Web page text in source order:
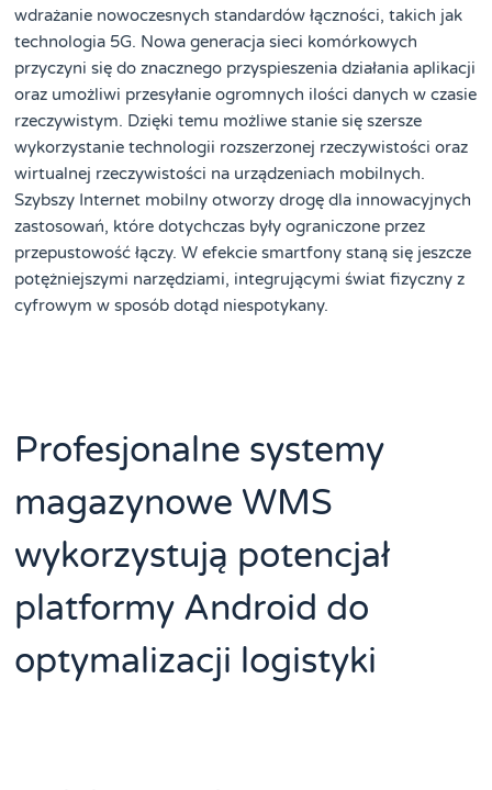
wdrażanie nowoczesnych standardów łączności, takich jak
technologia 5G. Nowa generacja sieci komórkowych
przyczyni się do znacznego przyspieszenia działania aplikacji
oraz umożliwi przesyłanie ogromnych ilości danych w czasie
rzeczywistym. Dzięki temu możliwe stanie się szersze
wykorzystanie technologii rozszerzonej rzeczywistości oraz
wirtualnej rzeczywistości na urządzeniach mobilnych.
Szybszy Internet mobilny otworzy drogę dla innowacyjnych
zastosowań, które dotychczas były ograniczone przez
przepustowość łączy. W efekcie smartfony staną się jeszcze
potężniejszymi narzędziami, integrującymi świat fizyczny z
cyfrowym w sposób dotąd niespotykany.
Profesjonalne systemy
magazynowe WMS
wykorzystują potencjał
platformy Android do
optymalizacji logistyki